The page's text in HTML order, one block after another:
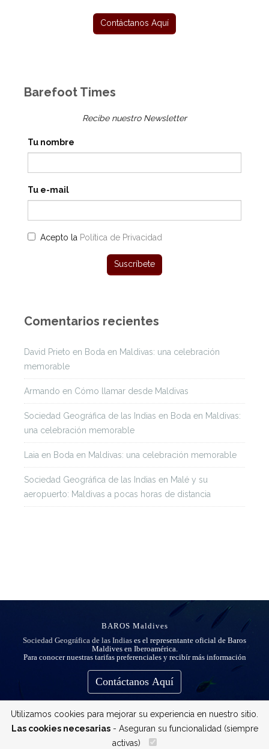
Barefoot Times
Recibe nuestro Newsletter
Tu nombre
Tu e-mail
Acepto la Política de Privacidad
Comentarios recientes
David Prieto en Boda en Maldivas: una celebración
memorable
Armando en Cómo llamar desde Maldivas
Sociedad Geográfica de las Indias en Boda en Maldivas:
una celebración memorable
Laia en Boda en Maldivas: una celebración memorable
Sociedad Geográfica de las Indias en Malé y su
aeropuerto: Maldivas a pocas horas de distancia
BAROS Maldives
Sociedad Geográfica de las Indias es el representante oficial de Baros
Maldives en Iberoamérica.
Para conocer nuestras tarifas preferenciales y recibír más información
Contáctanos Aquí
Utilizamos cookies para mejorar su experiencia en nuestro sitio.
Las cookies necesarias- Aseguran su funcionalidad (siempre
activas)